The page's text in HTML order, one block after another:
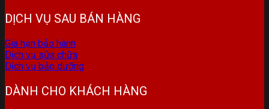
DỊCH VỤ SAU BÁN HÀNG
Gia hạn bảo hành
Dịch vụ sửa chữa
Dịch vụ bảo dưỡng
DÀNH CHO KHÁCH HÀNG